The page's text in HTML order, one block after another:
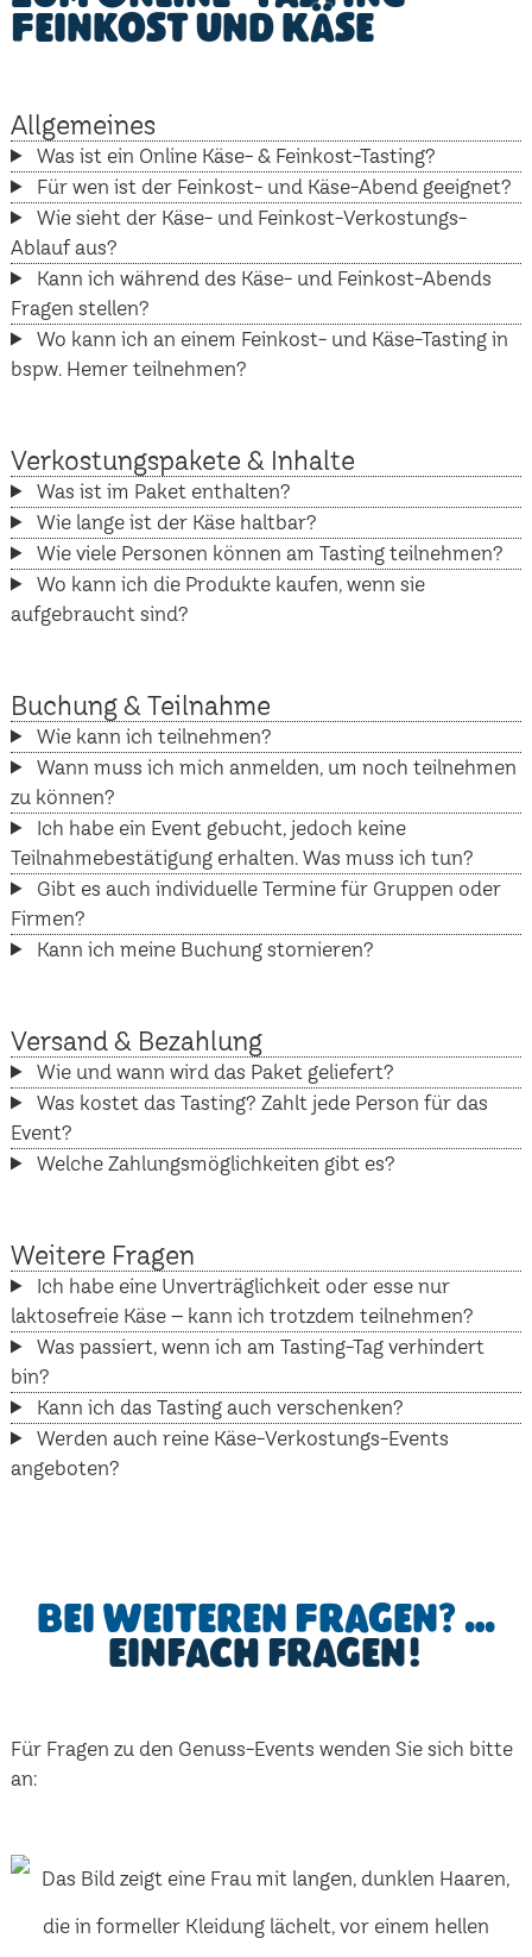
Feinkost und Käse
Allgemeines
Was ist ein Online Käse- & Feinkost-Tasting?
Für wen ist der Feinkost- und Käse-Abend geeignet?
Wie sieht der Käse- und Feinkost-Verkostungs-
Ablauf aus?
Kann ich während des Käse- und Feinkost-Abends
Fragen stellen?
Wo kann ich an einem Feinkost- und Käse-Tasting in
bspw. Hemer teilnehmen?
Verkostungspakete & Inhalte
Was ist im Paket enthalten?
Wie lange ist der Käse haltbar?
Wie viele Personen können am Tasting teilnehmen?
Wo kann ich die Produkte kaufen, wenn sie
aufgebraucht sind?
Buchung & Teilnahme
Wie kann ich teilnehmen?
Wann muss ich mich anmelden, um noch teilnehmen
zu können?
Ich habe ein Event gebucht, jedoch keine
Teilnahmebestätigung erhalten. Was muss ich tun?
Gibt es auch individuelle Termine für Gruppen oder
Firmen?
Kann ich meine Buchung stornieren?
Versand & Bezahlung
Wie und wann wird das Paket geliefert?
Was kostet das Tasting? Zahlt jede Person für das
Event?
Welche Zahlungsmöglichkeiten gibt es?
Weitere Fragen
Ich habe eine Unverträglichkeit oder esse nur
laktosefreie Käse – kann ich trotzdem teilnehmen?
Was passiert, wenn ich am Tasting-Tag verhindert
bin?
Kann ich das Tasting auch verschenken?
Werden auch reine Käse-Verkostungs-Events
angeboten?
Bei weiteren Fragen? …
einfach fragen!
Für Fragen zu den Genuss-Events wenden Sie sich bitte
an: